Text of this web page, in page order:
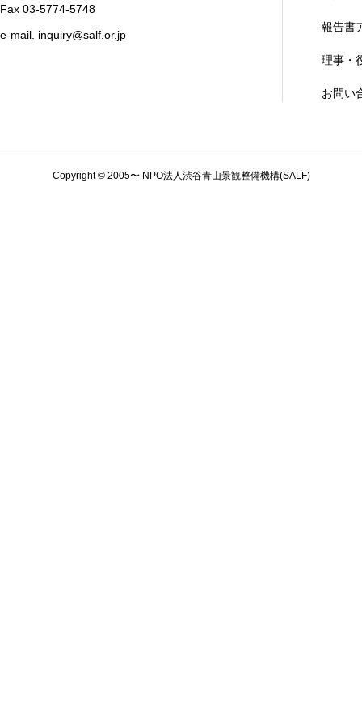
Fax 03-5774-5748
e-mail. inquiry@salf.or.jp
報告書
理事・
お問い
Copyright © 2005〜 NPO法人渋谷青山景観整備機構(SALF)